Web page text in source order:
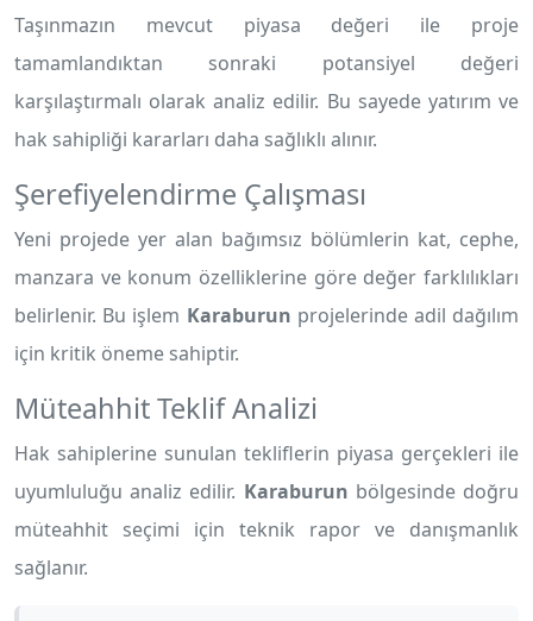
Taşınmazın mevcut piyasa değeri ile proje
tamamlandıktan sonraki potansiyel değeri
karşılaştırmalı olarak analiz edilir. Bu sayede yatırım ve
hak sahipliği kararları daha sağlıklı alınır.
Şerefiyelendirme Çalışması
Yeni projede yer alan bağımsız bölümlerin kat, cephe,
manzara ve konum özelliklerine göre değer farklılıkları
belirlenir. Bu işlem Karaburun projelerinde adil dağılım
için kritik öneme sahiptir.
Müteahhit Teklif Analizi
Hak sahiplerine sunulan tekliflerin piyasa gerçekleri ile
uyumluluğu analiz edilir. Karaburun bölgesinde doğru
müteahhit seçimi için teknik rapor ve danışmanlık
sağlanır.